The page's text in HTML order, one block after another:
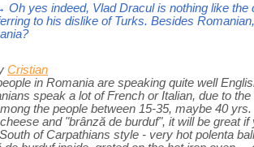
Oh yes indeed, Vlad Dracul is nothing like
to his dislike of Turks. Besides
Cristian
in Romania are speaking quite well
speak a lot of French or Italian, due to
the people between 15-35, maybe 40
and "brânză de burduf", it will be great
of Carpathians style - very hot polenta